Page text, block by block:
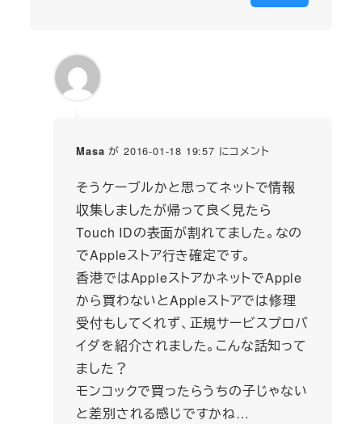
Masa が 2016-01-18 19:57 にコメント
そうケーブルかと思ってネットで情報
収集しましたが帰って良く見たら
Touch IDの表面が割れてました。なの
でAppleストア行き確定です。
香港ではAppleストアかネットでApple
から買わないとAppleストアでは修理
受付もしてくれず、正規サービスプロバ
イダを紹介されました。こんな話知って
ました？
モンコックで買ったらうちの子じゃない
と差別される感じですかね…